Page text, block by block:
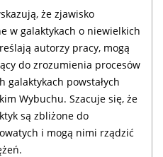
że zjawisko
w galaktykach o niewielkich
autorzy pracy, mogą
do zrozumienia procesów
galaktykach powstałych
Wybuchu. Szacuje się, że
są zbliżone do
i mogą nimi rządzić